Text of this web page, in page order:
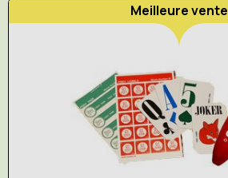
Meilleure vente